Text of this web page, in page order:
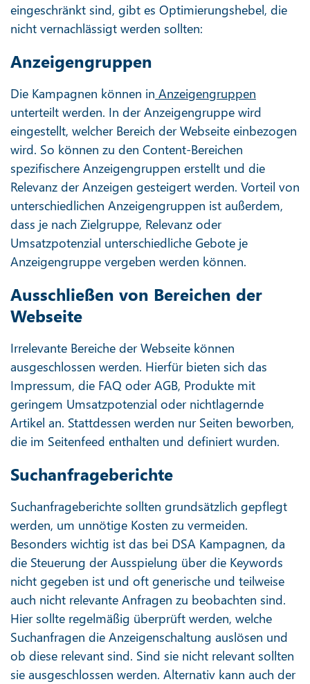
eingeschränkt sind, gibt es Optimierungshebel, die
nicht vernachlässigt werden sollten:
Anzeigengruppen
Die Kampagnen können in Anzeigengruppen
unterteilt werden. In der Anzeigengruppe wird
eingestellt, welcher Bereich der Webseite einbezogen
wird. So können zu den Content-Bereichen
spezifischere Anzeigengruppen erstellt und die
Relevanz der Anzeigen gesteigert werden. Vorteil von
unterschiedlichen Anzeigengruppen ist außerdem,
dass je nach Zielgruppe, Relevanz oder
Umsatzpotenzial unterschiedliche Gebote je
Anzeigengruppe vergeben werden können.
Ausschließen von Bereichen der
Webseite
Irrelevante Bereiche der Webseite können
ausgeschlossen werden. Hierfür bieten sich das
Impressum, die FAQ oder AGB, Produkte mit
geringem Umsatzpotenzial oder nichtlagernde
Artikel an. Stattdessen werden nur Seiten beworben,
die im Seitenfeed enthalten und definiert wurden.
Suchanfrageberichte
Suchanfrageberichte sollten grundsätzlich gepflegt
werden, um unnötige Kosten zu vermeiden.
Besonders wichtig ist das bei DSA Kampagnen, da
die Steuerung der Ausspielung über die Keywords
nicht gegeben ist und oft generische und teilweise
auch nicht relevante Anfragen zu beobachten sind.
Hier sollte regelmäßig überprüft werden, welche
Suchanfragen die Anzeigenschaltung auslösen und
ob diese relevant sind. Sind sie nicht relevant sollten
sie ausgeschlossen werden. Alternativ kann auch der